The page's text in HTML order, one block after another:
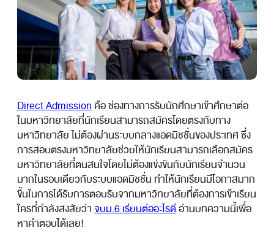
Direct Admissionคือ ช่องทางการรับนักศึกษาเข้าศึกษาต่อ
ในมหาวิทยาลัยที่นักเรียนสามารถสมัครโดยตรงกับทาง
มหาวิทยาลัย ไม่ต้องผ่านระบบกลางแอดมิชชั่นของประเทศ ซึ่ง
การสอบตรงมหาวิทยาลัยช่วยให้นักเรียนสามารถเลือกสมัคร
มหาวิทยาลัยที่ตนสนใจโดยไม่ต้องแข่งขันกับนักเรียนจำนวน
มากในรอบเดียวกับระบบแอดมิชชั่น ทำให้นักเรียนมีโอกาสมาก
ขึ้นในการได้รับการตอบรับจากมหาวิทยาลัยที่ต้องการเข้าเรียน
ใครที่กำลังสงสัยว่าจบม.6 เรียนต่ออะไรดีอ่านบทความนี้เพื่อ
หาคำตอบได้เลย!